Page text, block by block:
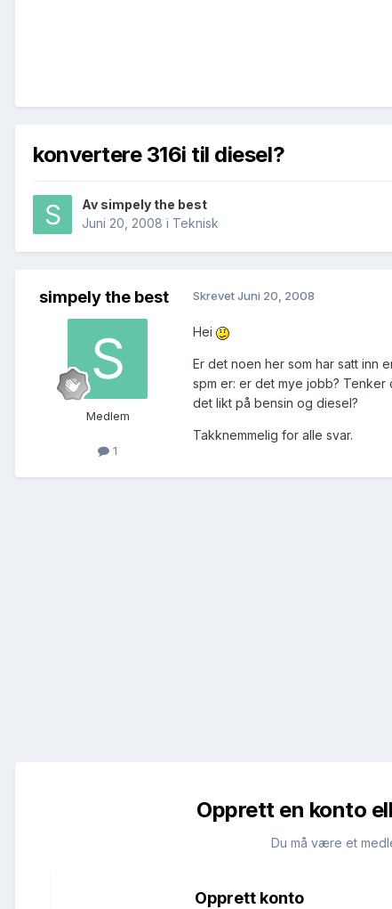
konvertere 316i til diesel?
Av simpely the best
Juni 20, 2008 i Teknisk
simpely the best
Medlem
1
SkrevetJuni 20, 2008
Hei
Er det noen her som har satt inn
spm er: er det mye jobb? Tenker
det likt på bensin og diesel?
Takknemmelig for alle svar.
Opprett en konto
Du må være et
Opprett konto